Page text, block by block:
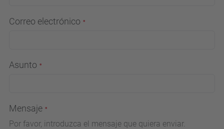
Correo electrónico
Asunto
Mensaje
Por favor, introduzca el mensaje que quiera enviar.